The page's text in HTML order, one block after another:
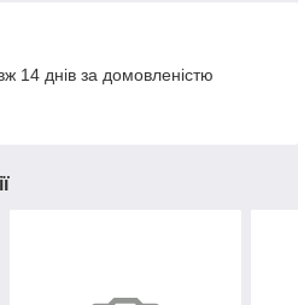
14 днів за домовленістю